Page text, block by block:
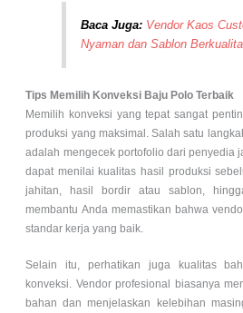
Baca Juga: Vendor Kaos
Nyaman dan Sablon
Tips Memilih Konveksi Baju Polo Terbaik
Memilih konveksi yang tepat sangat
produksi yang maksimal. Salah satu
adalah mengecek portofolio dari penyedia
dapat menilai kualitas hasil produksi
jahitan, hasil bordir atau sablon,
membantu Anda memastikan bahwa
standar kerja yang baik.
Selain itu, perhatikan juga kualitas
konveksi. Vendor profesional biasanya
bahan dan menjelaskan kelebihan